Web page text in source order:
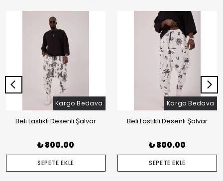
Kargo Bedava
Beli Lastikli Desenli Şalvar
₺ 800.00
SEPETE EKLE
Kargo Bedava
Beli Lastikli Desenli Şalvar
₺ 800.00
SEPETE EKLE